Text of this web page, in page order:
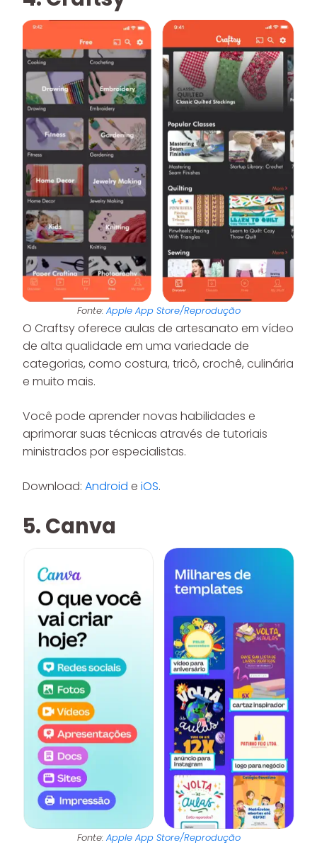
Fonte: Apple App Store/Reprodução
O Craftsy oferece aulas de artesanato em vídeo
de alta qualidade em uma variedade de
categorias, como costura, tricô, crochê, culinária
e muito mais.
Você pode aprender novas habilidades e
aprimorar suas técnicas através de tutoriais
ministrados por especialistas.
Download: Android e iOS.
5. Canva
Fonte: Apple App Store/Reprodução